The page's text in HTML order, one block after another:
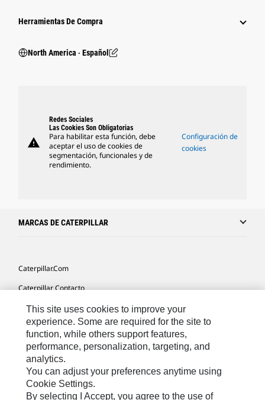
Herramientas De Compra
North America ‧ Español
warning
Redes Sociales
Las Cookies Son Obligatorias
Para habilitar esta función, debe
aceptar el uso de cookies de
segmentación, funcionales y de
rendimiento.
Configuración de
cookies
MARCAS DE CATERPILLAR
Caterpillar.com
Caterpillar Contacto
Mis Preferencias De Marketing
Site Map
Cookie Settings
Legal
Privacy
This site uses cookies to improve your
experience. Some are required for the site to
function, while others support features,
performance, personalization, targeting, and
analytics.
You can adjust your preferences anytime using
Cookie Settings.
By selecting I Accept, you agree to the use of